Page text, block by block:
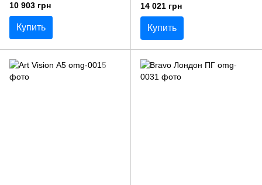
10 903 грн
Купить
14 021 грн
Купить